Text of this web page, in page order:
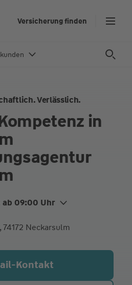
Versicherung finden
Verlässlich.
in
09:00 Uhr
13:30 - 17:00
Neckarsulm
Kontakt